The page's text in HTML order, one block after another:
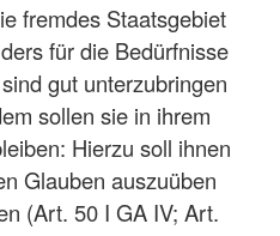
fremdes Staatsgebiet
für die Bedürfnisse
gut unterzubringen
sollen sie in ihrem
Hierzu soll ihnen
Glauben auszuüben
(Art. 50 I GA IV; Art.